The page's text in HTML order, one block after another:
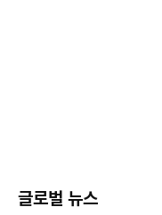
글로벌 뉴스